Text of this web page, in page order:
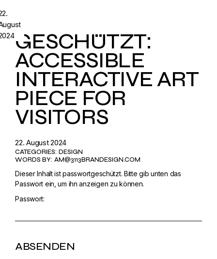
GESCHÜTZT:
ACCESSIBLE
INTERACTIVE ART
PIECE FOR
VISITORS
22. August 2024
CATEGORIES: DESIGN
WORDS BY: AM@3113BRANDESIGN.COM
Dieser Inhalt ist passwortgeschützt. Bitte gib unten das
Passwort ein, um ihn anzeigen zu können.
Passwort: